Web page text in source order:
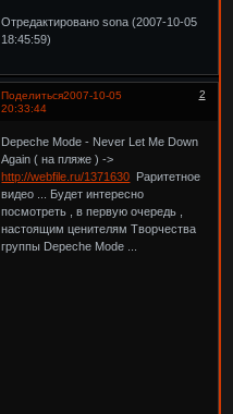
Отредактировано sona (2007-10-05
18:45:59)
Поделиться 2
2007-10-05
20:33:44
Depeche Mode - Never Let Me Down
Again ( на пляже ) ->
http://webfile.ru/1371630 Раритетное
видео ... Будет интересно
посмотреть , в первую очередь ,
настоящим ценителям Творчества
группы Depeche Mode ...